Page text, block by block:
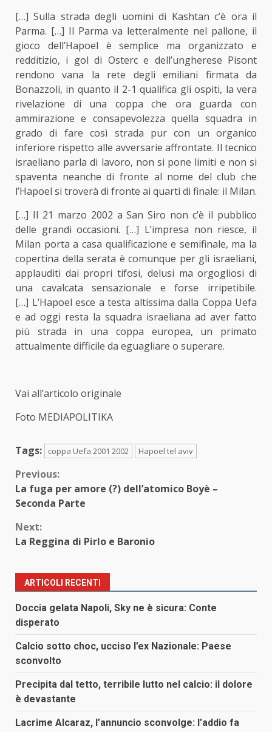
[…] Sulla strada degli uomini di Kashtan c’è ora il
Parma. […] Il Parma va letteralmente nel pallone, il
gioco dell’Hapoel è semplice ma organizzato e
redditizio, i gol di Osterc e dell’ungherese Pisont
rendono vana la rete degli emiliani firmata da
Bonazzoli, in quanto il 2-1 qualifica gli ospiti, la vera
rivelazione di una coppa che ora guarda con
ammirazione e consapevolezza quella squadra in
grado di fare così strada pur con un organico
inferiore rispetto alle avversarie affrontate. Il tecnico
israeliano parla di lavoro, non si pone limiti e non si
spaventa neanche di fronte al nome del club che
l’Hapoel si troverà di fronte ai quarti di finale: il Milan.
[…] Il 21 marzo 2002 a San Siro non c’è il pubblico
delle grandi occasioni. […] L’impresa non riesce, il
Milan porta a casa qualificazione e semifinale, ma la
copertina della serata è comunque per gli israeliani,
applauditi dai propri tifosi, delusi ma orgogliosi di
una cavalcata sensazionale e forse irripetibile.
[…] L’Hapoel esce a testa altissima dalla Coppa Uefa
e ad oggi resta la squadra israeliana ad aver fatto
più strada in una coppa europea, un primato
attualmente difficile da eguagliare o superare.
Vai all’articolo originale
Foto MEDIAPOLITIKA
Tags: coppa Uefa 2001 2002 Hapoel tel aviv
Continue
Reading
Previous:
La fuga per amore (?) dell’atomico Boyè –
Seconda Parte
Next:
La Reggina di Pirlo e Baronio
ARTICOLI RECENTI
Doccia gelata Napoli, Sky ne è sicura: Conte
disperato
Calcio sotto choc, ucciso l’ex Nazionale: Paese
sconvolto
Precipita dal tetto, terribile lutto nel calcio: il dolore
è devastante
Lacrime Alcaraz, l’annuncio sconvolge: l’addio fa